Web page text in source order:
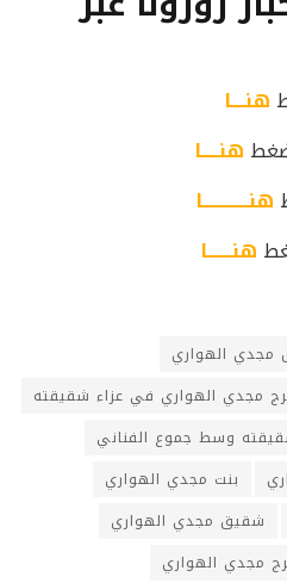
هنــــا
هنـــــا
هنـــــــــــــا
هنـــــــا
مجدي الهواري
مجدي الهواري في عزاء شقيقته
وسط جموع الفناني
بنت مجدي الهواري
شقيق مجدي الهواري
مجدي الهواري